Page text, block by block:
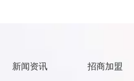
新闻资讯 招商加盟